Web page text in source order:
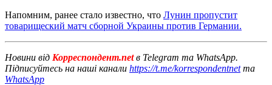
Напомним, ранее стало известно, что Лунин пропустит
товарищеский матч сборной Украины против Германии.
Новини від Корреспондент.netв Telegram та WhatsApp.
Підписуйтесь на наші канали https://t.me/korrespondentnetта
WhatsApp